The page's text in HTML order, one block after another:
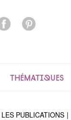
Thématiques
PUBLICATIONS